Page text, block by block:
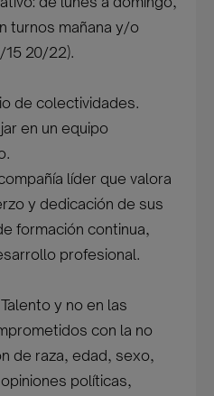
turnos mañana y/o
15 20/22).
de colectividades.
en un equipo
líder que valora
y dedicación de sus
formación continua,
profesional.
y no en las
con la no
de raza, edad, sexo,
políticas,